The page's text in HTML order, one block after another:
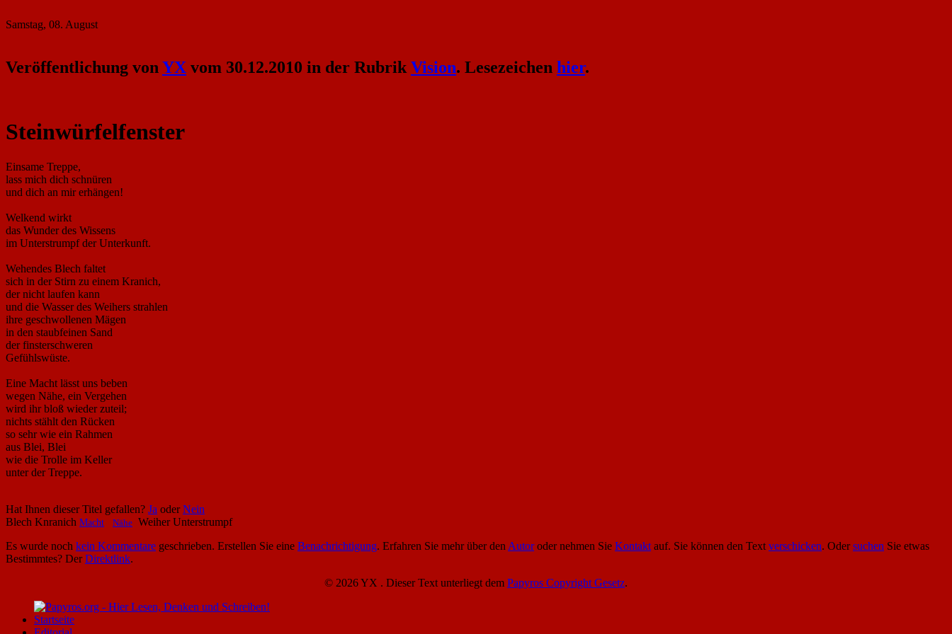
Samstag, 08. August
Veröffentlichung von YX vom 30.12.2010 in der Rubrik Vision. Lesezeichen hier.
Steinwürfelfenster
Einsame Treppe,
lass mich dich schnüren
und dich an mir erhängen!
Welkend wirkt
das Wunder des Wissens
im Unterstrumpf der Unterkunft.
Wehendes Blech faltet
sich in der Stirn zu einem Kranich,
der nicht laufen kann
und die Wasser des Weihers strahlen
ihre geschwollenen Mägen
in den staubfeinen Sand
der finsterschweren
Gefühlswüste.
Eine Macht lässt uns beben
wegen Nähe, ein Vergehen
wird ihr bloß wieder zuteil;
nichts stählt den Rücken
so sehr wie ein Rahmen
aus Blei, Blei
wie die Trolle im Keller
unter der Treppe.
Hat Ihnen dieser Titel gefallen? Ja oderNein
Blech Knranich Macht Nähe Weiher Unterstrumpf
Es wurde noch kein Kommentare geschrieben. Erstellen Sie eine Benachrichtigung. Erfahren Sie mehr über den Autoroder nehmen Sie Kontakt auf. Sie können den Text verschicken. Odersuchen Sie etwas
Bestimmtes? DerDirektlink.
© 2026 YX . Dieser Text unterliegt dem Papyros Copyright Gesetz.
Startseite